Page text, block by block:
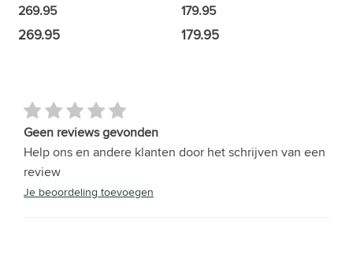
269.95
269.95
179.95
179.95
Geen reviews gevonden
Help ons en andere klanten door het schrijven van een
review
Je beoordeling toevoegen